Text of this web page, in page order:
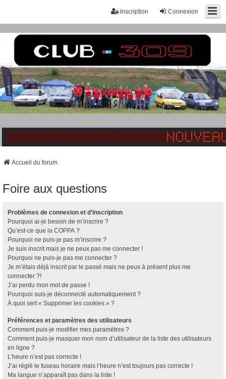
Connexion
Inscription
Accueil du forum
Foire aux questions
Problèmes de connexion et d’inscription
Pourquoi ai-je besoin de m’inscrire ?
Qu’est-ce que la COPPA ?
Pourquoi ne puis-je pas m’inscrire ?
Je suis inscrit mais je ne peux pas me connecter !
Pourquoi ne puis-je pas me connecter ?
Je m’étais déjà inscrit par le passé mais ne peux à présent plus me
connecter ?!
J’ai perdu mon mot de passe !
Pourquoi suis-je déconnecté automatiquement ?
À quoi sert « Supprimer les cookies » ?
Préférences et paramètres des utilisateurs
Comment puis-je modifier mes paramètres ?
Comment puis-je masquer mon nom d’utilisateur de la liste des utilisateurs
en ligne ?
L’heure n’est pas correcte !
J’ai réglé le fuseau horaire mais l’heure n’est toujours pas correcte !
Ma langue n’apparaît pas dans la liste !